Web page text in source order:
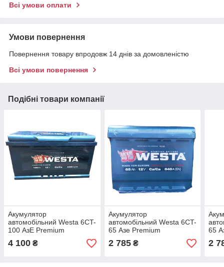
Всі умови оплати
Умови повернення
Повернення товару впродовж 14 днів за домовленістю
Всі умови повернення
Подібні товари компанії
Акумулятор
автомобільний Westa 6CT-
100 АзЕ Premium
(WPR100)
4 100 ₴
Акумулятор
автомобільний Westa 6CT-
65 Азе Premium
2 785₴
65
2